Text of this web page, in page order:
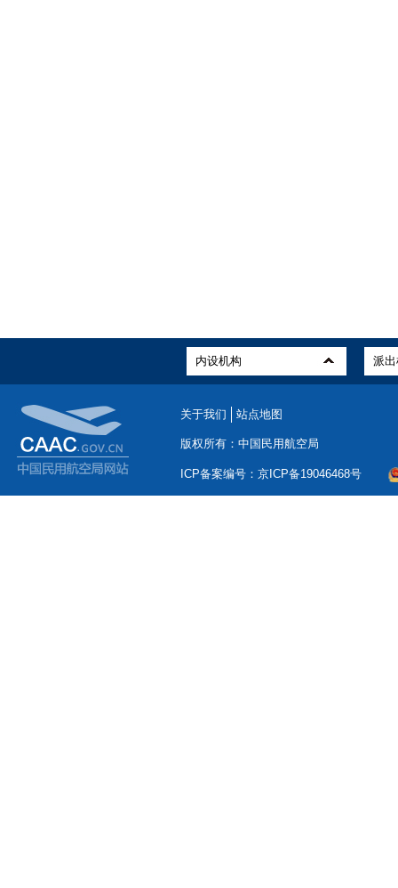
关于我们 站点地图
版权所有：中国民用航空局
ICP备案编号：京ICP备19046468号